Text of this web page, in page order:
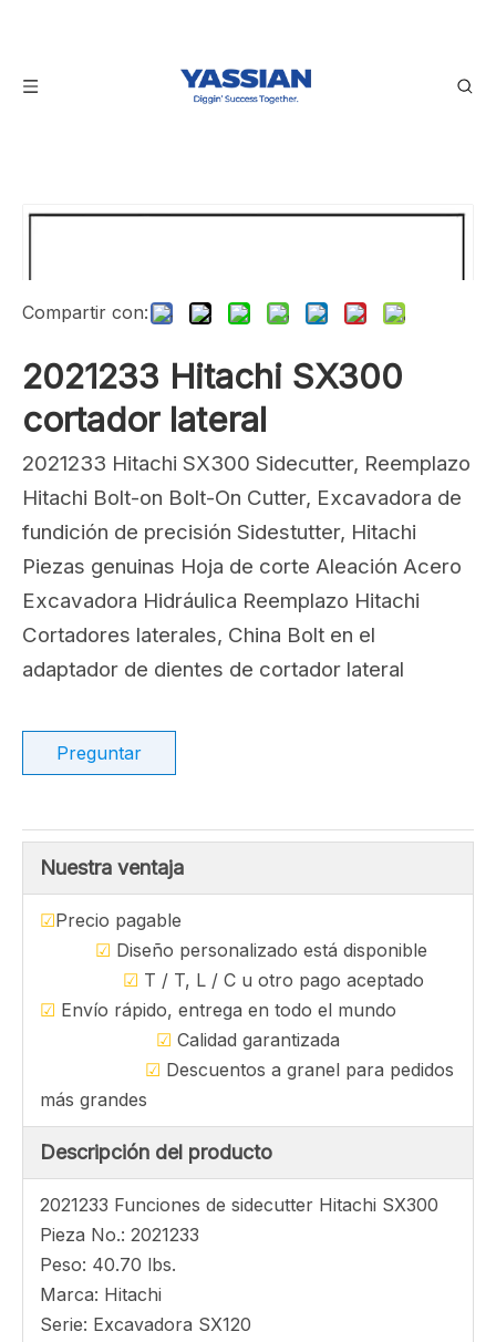
Compartir con:
2021233 Hitachi SX300
cortador lateral
2021233 Hitachi SX300 Sidecutter, Reemplazo
Hitachi Bolt-on Bolt-On Cutter, Excavadora de
fundición de precisión Sidestutter, Hitachi
Piezas genuinas Hoja de corte Aleación Acero
Excavadora Hidráulica Reemplazo Hitachi
Cortadores laterales, China Bolt en el
adaptador de dientes de cortador lateral
Preguntar
Nuestra ventaja
☑Precio pagable
☑ Diseño personalizado está disponible
☑ T / T, L / C u otro pago aceptado
☑ Envío rápido, entrega en todo el mundo
☑ Calidad garantizada
☑ Descuentos a granel para pedidos
más grandes
Descripción del producto
2021233 Funciones de sidecutter Hitachi SX300
Pieza No.: 2021233
Peso: 40.70 lbs.
Marca: Hitachi
Serie: Excavadora SX120